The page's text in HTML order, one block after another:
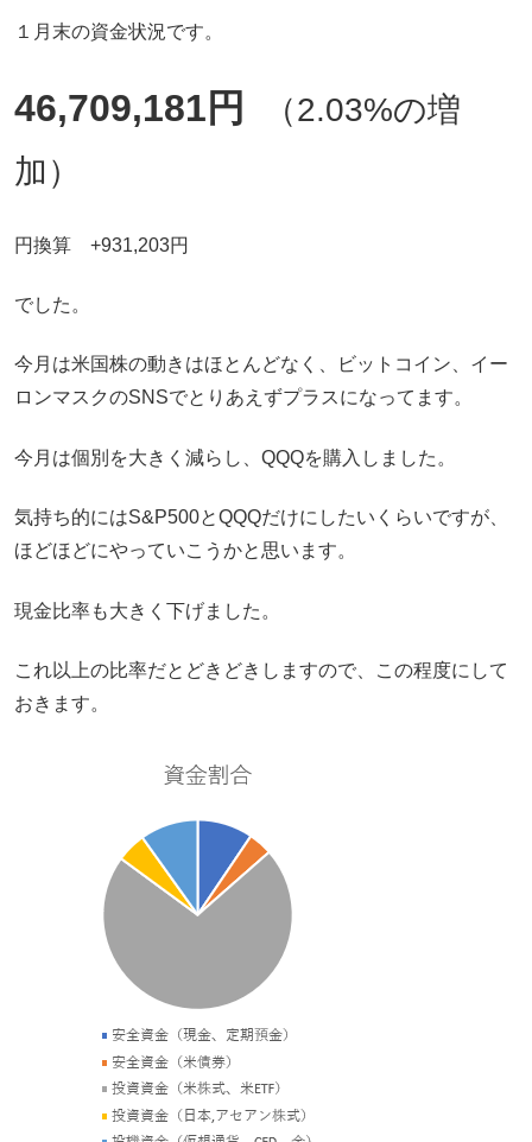
１月末の資金状況です。
46,709,181円
（2.03%の増
加）
円換算 +931,203円
でした。
今月は米国株の動きはほとんどなく、ビットコイン、イー
ロンマスクのSNSでとりあえずプラスになってます。
今月は個別を大きく減らし、QQQを購入しました。
気持ち的にはS&P500とQQQだけにしたいくらいですが、
ほどほどにやっていこうかと思います。
現金比率も大きく下げました。
これ以上の比率だとどきどきしますので、この程度にして
おきます。